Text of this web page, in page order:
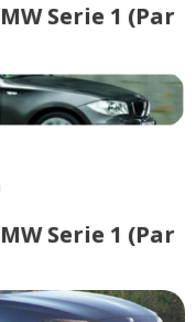
Serie 1 (Par
Serie 1 (Par